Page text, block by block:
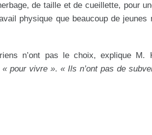
de taille et de cueillette, pour
physique que beaucoup de jeunes
n’ont pas le choix, explique M.
« pour vivre ». « Ils n’ont pas de